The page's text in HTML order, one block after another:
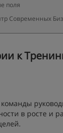
поля
Современных
к
в росте и